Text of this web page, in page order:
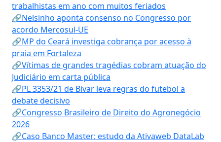
trabalhistas em ano com muitos feriados
🔗Nelsinho aponta consenso no Congresso por
acordo Mercosul-UE
🔗MP do Ceará investiga cobrança por acesso à
praia em Fortaleza
🔗Vítimas de grandes tragédias cobram atuação do
Judiciário em carta pública
🔗PL 3353/21 de Bivar leva regras do futebol a
debate decisivo
🔗Congresso Brasileiro de Direito do Agronegócio
2026
🔗Caso Banco Master: estudo da Ativaweb DataLab